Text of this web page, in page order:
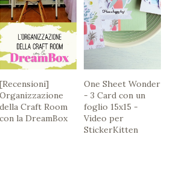
[Recensioni]
Organizzazione
della Craft Room
con la DreamBox
One Sheet Wonder
- 3 Card con un
foglio 15x15 -
Video per
StickerKitten